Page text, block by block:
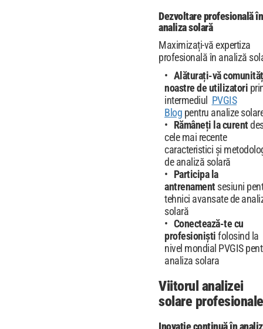
Dezvoltare profesională în
analiza solară
Maximizați-vă expertiza
profesională în analiză
Alăturați-vă
noastre de utilizatori
intermediul PVGIS
Blog pentru analize
Rămâneți la curent
cele mai recente
caracteristici și
de analiză solară
Participa la
antrenament sesiuni
tehnici avansate de
solară
Conectează-te cu
profesioniștifolosind la
nivel mondial PVGIS
analiza solara
Viitorul analizei
solare profesionale
Inovație continuă în